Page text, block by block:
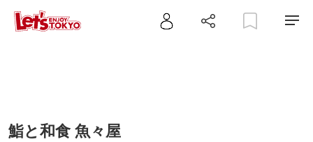
鮨と和食 魚々屋